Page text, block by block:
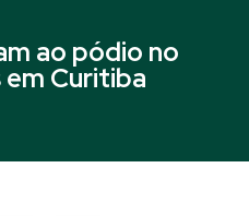
ao pódio no
Curitiba